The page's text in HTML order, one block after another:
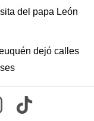
del papa León
dejó calles